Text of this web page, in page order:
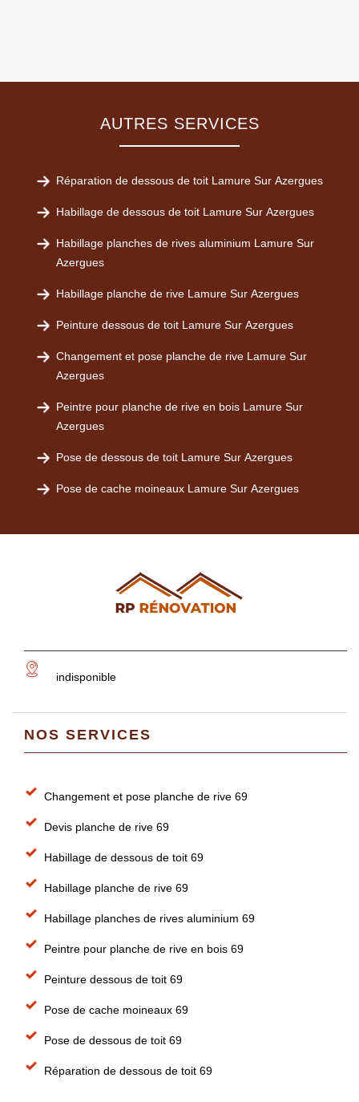
AUTRES SERVICES
Réparation de dessous de toit Lamure Sur Azergues
Habillage de dessous de toit Lamure Sur Azergues
Habillage planches de rives aluminium Lamure Sur
Azergues
Habillage planche de rive Lamure Sur Azergues
Peinture dessous de toit Lamure Sur Azergues
Changement et pose planche de rive Lamure Sur
Azergues
Peintre pour planche de rive en bois Lamure Sur
Azergues
Pose de dessous de toit Lamure Sur Azergues
Pose de cache moineaux Lamure Sur Azergues
indisponible
NOS SERVICES
Changement et pose planche de rive 69
Devis planche de rive 69
Habillage de dessous de toit 69
Habillage planche de rive 69
Habillage planches de rives aluminium 69
Peintre pour planche de rive en bois 69
Peinture dessous de toit 69
Pose de cache moineaux 69
Pose de dessous de toit 69
Réparation de dessous de toit 69